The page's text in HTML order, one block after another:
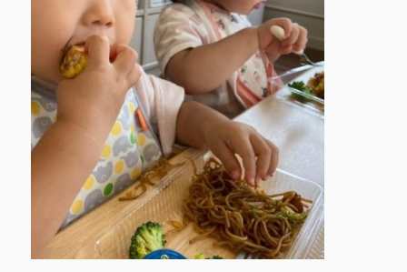
ときわ園アクセス ▶ みずほ園アクセス ▶
城北園アクセス ▶
facebook instagram お問合せ 採用情報
トップページ